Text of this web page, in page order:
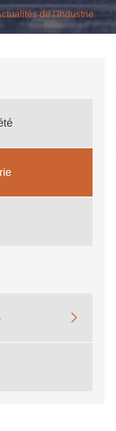
de l'industrie
